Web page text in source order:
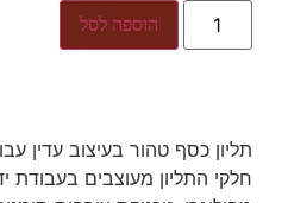
הוספה לסל
תליון כסף טהור בעיצוב עדין
חלקי התליון מעוצבים בעבודת